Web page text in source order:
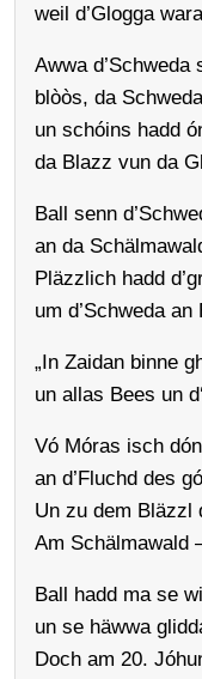
weil d’Glogga
Awwa
blòòs, da
un schóins hadd
da Blazz vun da
Ball senn
an da
Pläzzlich hadd
um d’Schweda
„In Zaidan binne
un allas Bees un
Vó Móras isch
an d’Fluchd des
Un zu dem Bläzzl
Am Schälmawald
Ball hadd ma se
un se häwwa
Doch am 20.